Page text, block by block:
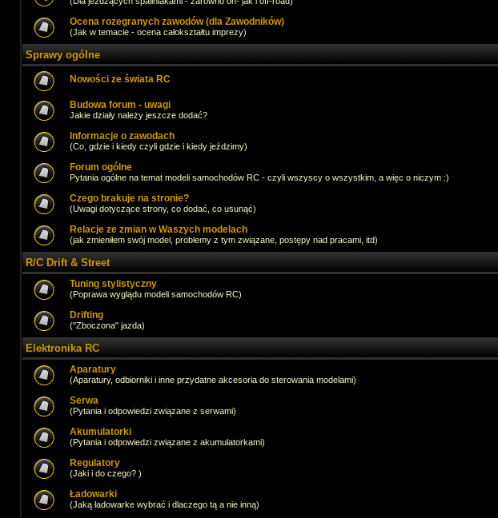
Ocena rozegranych zawodów (dla Zawodników)
(Jak w temacie - ocena całokształtu imprezy)
Sprawy ogólne
Nowości ze świata RC
Budowa forum - uwagi
Jakie działy należy jeszcze dodać?
Informacje o zawodach
(Co, gdzie i kiedy czyli gdzie i kiedy jeździmy)
Forum ogólne
Pytania ogólne na temat modeli samochodów RC - czyli wszyscy o wszystkim, a więc o niczym :)
Czego brakuje na stronie?
(Uwagi dotyczące strony, co dodać, co usunąć)
Relacje ze zmian w Waszych modelach
(jak zmieniłem swój model, problemy z tym związane, postępy nad pracami, itd)
R/C Drift & Street
Tuning stylistyczny
(Poprawa wyglądu modeli samochodów RC)
Drifting
("Zboczona" jazda)
Elektronika RC
Aparatury
(Aparatury, odbiorniki i inne przydatne akcesoria do sterowania modelami)
Serwa
(Pytania i odpowiedzi związane z serwami)
Akumulatorki
(Pytania i odpowiedzi związane z akumulatorkami)
Regulatory
(Jaki i do czego? )
Ładowarki
(Jaką ładowarke wybrać i dlaczego tą a nie inną)